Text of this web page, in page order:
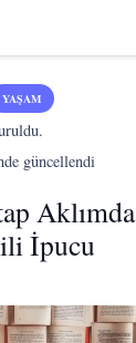
YAŞAM
güncellendi
İpucu